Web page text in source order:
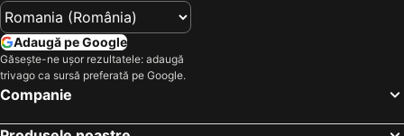
Crowne Plaza Athens - City Centre By Ihg
Boss Boutique Athens
Piraeus Port Hotel
The Athens Gate Hotel
Adaugă pe Google
Găsește-ne ușor rezultatele: adaugă
trivago ca sursă preferată pe Google.
Companie